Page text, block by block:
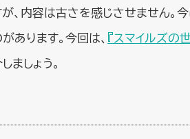
内容は古さを感じさせません。今
あります。今回は、 『スマイルズの
ましょう。